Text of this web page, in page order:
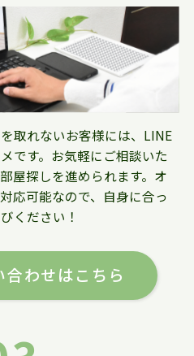
取れないお客様には、LINE
です。お気軽にご相談いた
屋探しを進められます。オ
応可能なので、自身に合っ
ください！
わせはこちら